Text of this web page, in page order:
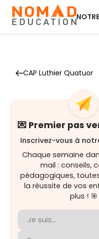
CAP Luthier Quatuor
💌 Premier pas
Inscrivez-vous à
Chaque semaine
mail : conseils,
pédagogiques,
la réussite de vos
plus ! 🎯